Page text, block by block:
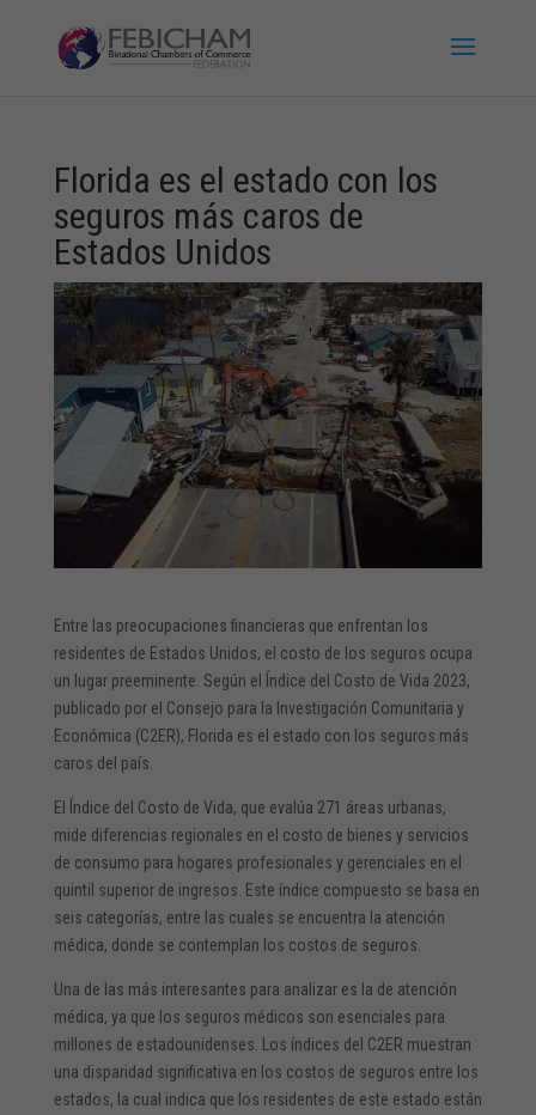
Florida es el estado con los
seguros más caros de
Estados Unidos
Entre las preocupaciones financieras que enfrentan los
residentes de Estados Unidos, el costo de los seguros ocupa
un lugar preeminente. Según el Índice del Costo de Vida 2023,
publicado por el Consejo para la Investigación Comunitaria y
Económica (C2ER), Florida es el estado con los seguros más
caros del país.
El Índice del Costo de Vida, que evalúa 271 áreas urbanas,
mide diferencias regionales en el costo de bienes y servicios
de consumo para hogares profesionales y gerenciales en el
quintil superior de ingresos. Este índice compuesto se basa en
seis categorías, entre las cuales se encuentra la atención
médica, donde se contemplan los costos de seguros.
Una de las más interesantes para analizar es la de atención
médica, ya que los seguros médicos son esenciales para
millones de estadounidenses. Los índices del C2ER muestran
una disparidad significativa en los costos de seguros entre los
estados, la cual indica que los residentes de este estado están